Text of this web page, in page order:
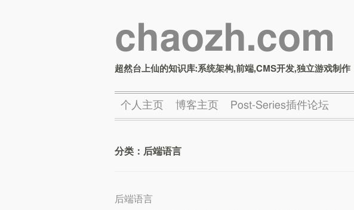
chaozh.com
超然台上仙的知识库:系统架构,前端,CMS开发,独立游戏制作
个人主页 博客主页 Post-Series插件论坛
分类： 后端语言
后端语言